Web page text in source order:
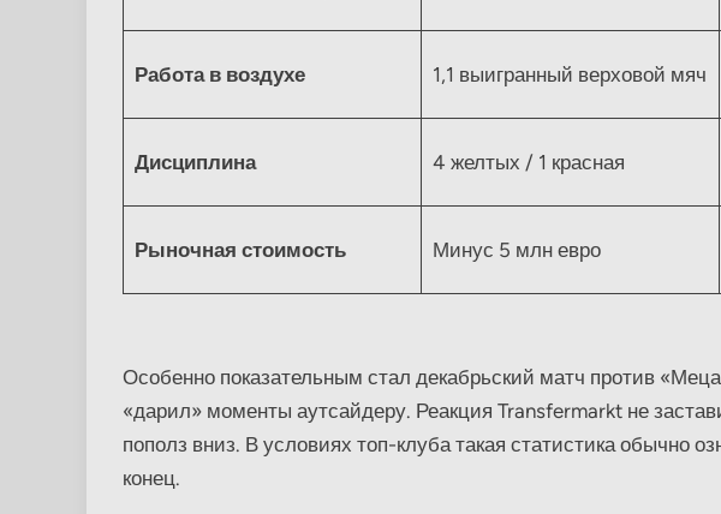
Работа в воздухе 1,1 выигранный верховой мяч
Дисциплина 4 желтых / 1 красная
Рыночная стоимость Минус 5 млн евро
Особенно показательным стал декабрьский матч против
«дарил» моменты аутсайдеру. Реакция Transfermarkt не
пополз вниз. В условиях топ-клуба такая статистика обычно
конец.